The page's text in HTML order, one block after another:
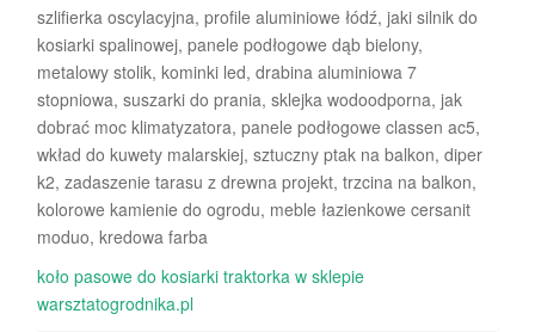
szlifierka oscylacyjna, profile aluminiowe łódź, jaki silnik do
kosiarki spalinowej, panele podłogowe dąb bielony,
metalowy stolik, kominki led, drabina aluminiowa 7
stopniowa, suszarki do prania, sklejka wodoodporna, jak
dobrać moc klimatyzatora, panele podłogowe classen ac5,
wkład do kuwety malarskiej, sztuczny ptak na balkon, diper
k2, zadaszenie tarasu z drewna projekt, trzcina na balkon,
kolorowe kamienie do ogrodu, meble łazienkowe cersanit
moduo, kredowa farba
koło pasowe do kosiarki traktorka w sklepie
warsztatogrodnika.pl